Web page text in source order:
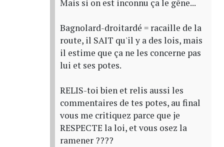
Mais si on est inconnu ça le gêne...
Bagnolard-droitardé = racaille de la
route, il SAIT qu'il y a des lois, mais
il estime que ça ne les concerne pas
lui et ses potes.
RELIS-toi bien et relis aussi les
commentaires de tes potes, au final
vous me critiquez parce que je
RESPECTE la loi, et vous osez la
ramener ????